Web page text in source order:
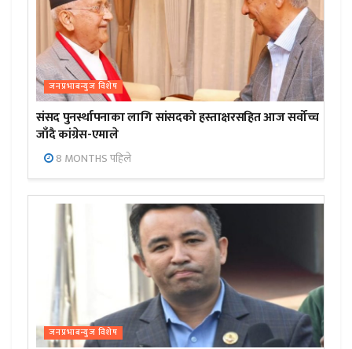
जनप्रभाबन्युज विशेष
संसद पुनर्स्थापनाका लागि सांसदको हस्ताक्षरसहित आज सर्वोच्च
जाँदै कांग्रेस-एमाले
8 MONTHS पहिले
जनप्रभाबन्युज विशेष